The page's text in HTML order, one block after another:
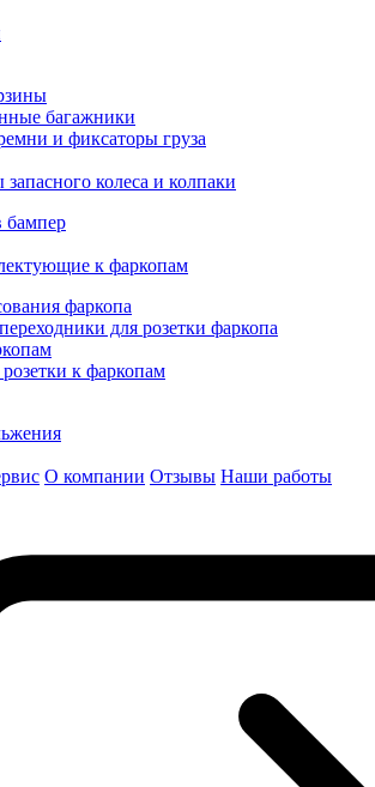
багажники
и фиксаторы груза
колеса и колпаки
бампер
к фаркопам
фаркопа
для розетки фаркопа
к фаркопам
О компании Отзывы Наши работы